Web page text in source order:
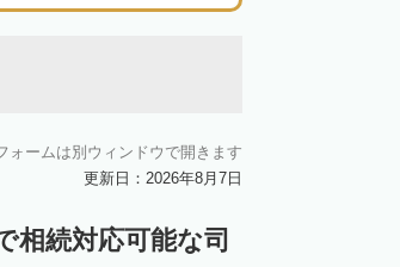
ォームは別ウィンドウで開きます
更新日：2026年8月7日
相続対応可能な司